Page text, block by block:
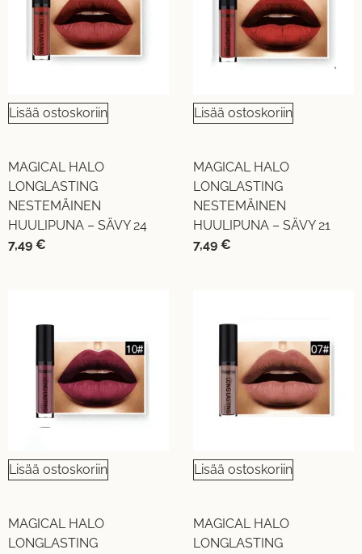
Lisää ostoskoriin
MAGICAL HALO
LONGLASTING
NESTEMÄINEN
HUULIPUNA – SÄVY 24
7,49 €
Lisää ostoskoriin
MAGICAL HALO
LONGLASTING
NESTEMÄINEN
HUULIPUNA – SÄVY 21
7,49 €
Lisää ostoskoriin
MAGICAL HALO
LONGLASTING
Lisää ostoskoriin
MAGICAL HALO
LONGLASTING